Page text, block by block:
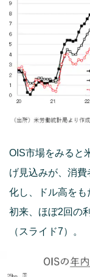
OIS市場をみると
げ見込みが、消
化し、ドル高を
初来、ほぼ2回の
（スライド7）。